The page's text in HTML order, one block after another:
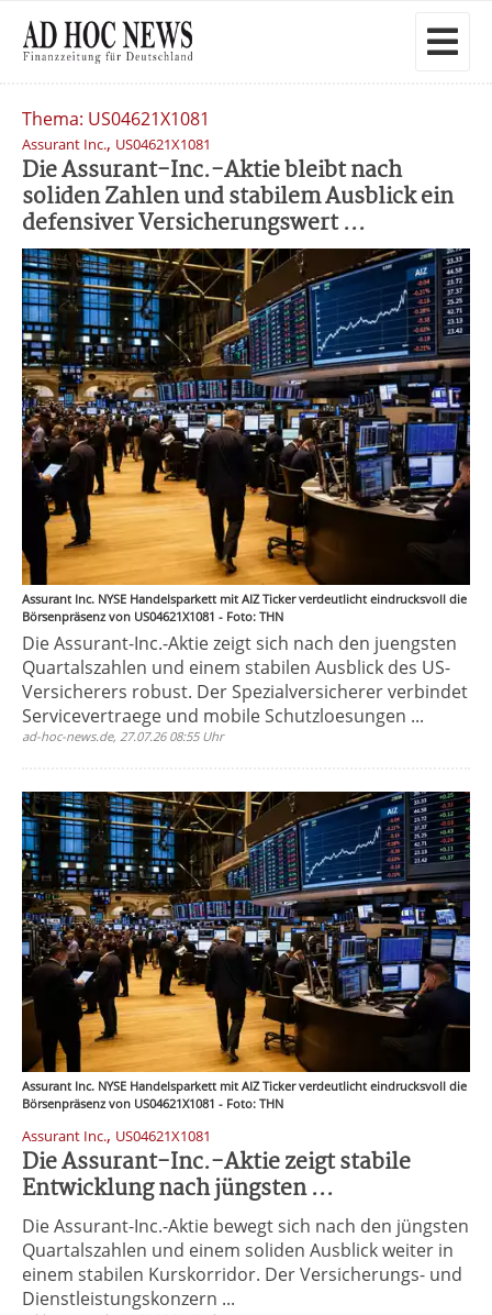
Thema: US04621X1081
Assurant Inc., US04621X1081
Die Assurant-Inc.-Aktie bleibt nach
soliden Zahlen und stabilem Ausblick ein
defensiver Versicherungswert ...
Assurant Inc. NYSE Handelsparkett mit AIZ Ticker verdeutlicht eindrucksvoll die
Börsenpräsenz von US04621X1081 - Foto: THN
Die Assurant-Inc.-Aktie zeigt sich nach den juengsten
Quartalszahlen und einem stabilen Ausblick des US-
Versicherers robust. Der Spezialversicherer verbindet
Servicevertraege und mobile Schutzloesungen ...
ad-hoc-news.de, 27.07.26 08:55 Uhr
Assurant Inc. NYSE Handelsparkett mit AIZ Ticker verdeutlicht eindrucksvoll die
Börsenpräsenz von US04621X1081 - Foto: THN
Assurant Inc., US04621X1081
Die Assurant-Inc.-Aktie zeigt stabile
Entwicklung nach jüngsten ...
Die Assurant-Inc.-Aktie bewegt sich nach den jüngsten
Quartalszahlen und einem soliden Ausblick weiter in
einem stabilen Kurskorridor. Der Versicherungs- und
Dienstleistungskonzern ...